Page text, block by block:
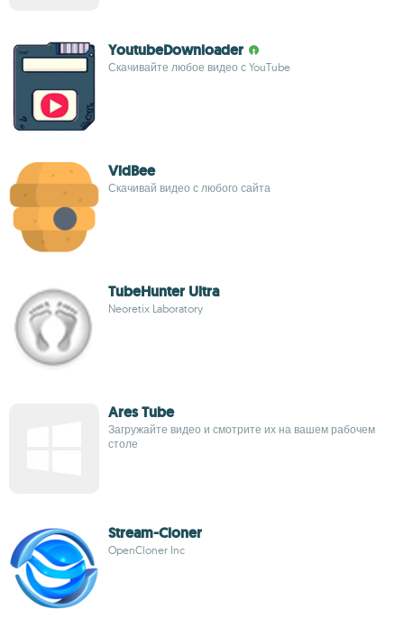
YoutubeDownloader
Скачивайте любое видео с YouTube
VidBee
Скачивай видео с любого сайта
TubeHunter Ultra
Neoretix Laboratory
Ares Tube
Загружайте видео и смотрите их на вашем рабочем
столе
Stream-Cloner
OpenCloner Inc